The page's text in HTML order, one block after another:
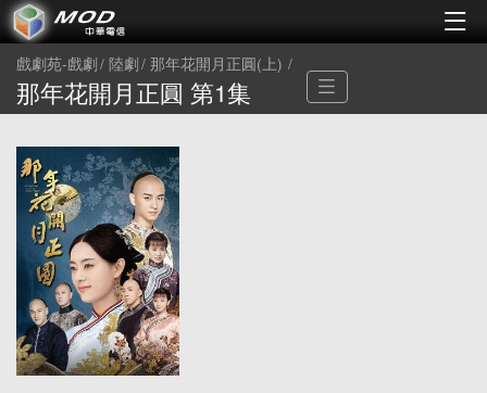
戲劇苑-戲劇 陸劇 那年花開月正圓(上)
那年花開月正圓 第1集